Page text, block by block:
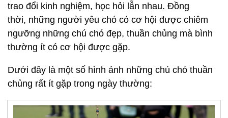
trao đổi kinh nghiệm, học hỏi lẫn nhau. Đồng
thời, những người yêu chó có cơ hội được chiêm
ngưỡng những chú chó đẹp, thuần chủng mà bình
thường ít có cơ hội được gặp.
Dưới đây là một số hình ảnh những chú chó thuần
chủng rất ít gặp trong ngày thường: